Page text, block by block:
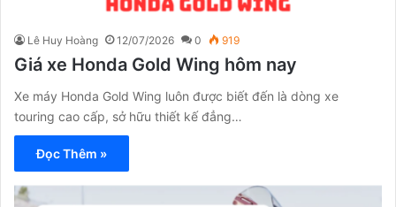
Lê Huy Hoàng 12/07/2026 0 919
Giá xe Honda Gold Wing hôm nay
Xe máy Honda Gold Wing luôn được biết đến là dòng xe
touring cao cấp, sở hữu thiết kế đẳng…
Đọc Thêm »